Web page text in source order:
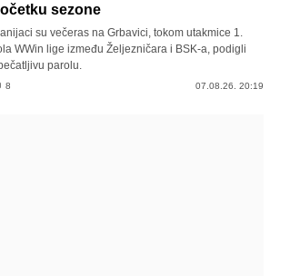
sezone
su večeras na Grbavici, tokom utakmice 1.
WWin lige između Željezničara i BSK-a, podigli
parolu.
8 07.08.26. 20:19